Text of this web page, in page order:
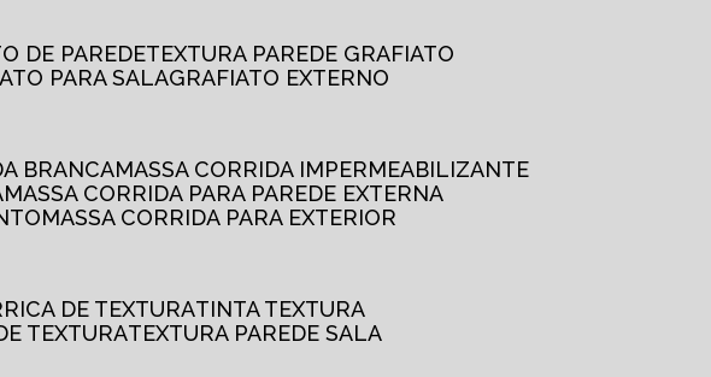
DE PAREDE
TEXTURA PAREDE GRAFIATO
PARA SALA
GRAFIATO EXTERNO
BRANCA
MASSA CORRIDA IMPERMEABILIZANTE
MASSA CORRIDA PARA PAREDE EXTERNA
MASSA CORRIDA PARA EXTERIOR
DE TEXTURA
TINTA TEXTURA
TEXTURA
TEXTURA PAREDE SALA